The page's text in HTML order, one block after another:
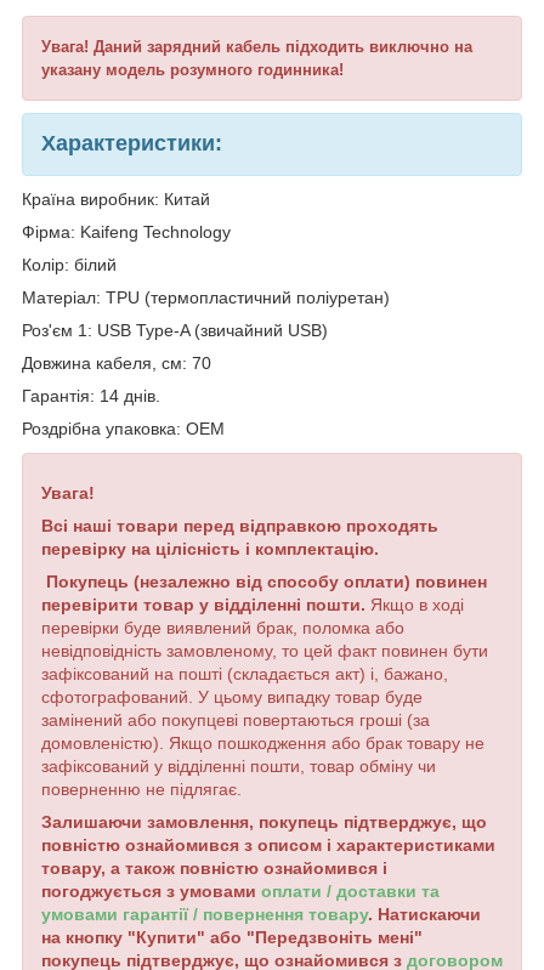
Увага! Даний зарядний кабель підходить виключно на
указану модель розумного годинника!
Характеристики:
Країна виробник: Китай
Фірма: Kaifeng Technology
Колір: білий
Матеріал: TPU (термопластичний поліуретан)
Роз'єм 1: USB Type-A (звичайний USB)
Довжина кабеля, см: 70
Гарантія: 14 днів.
Роздрібна упаковка: OEM
Увага!
Всі наші товари перед відправкою проходять
перевірку на цілісність і комплектацію.
Покупець (незалежно від способу оплати) повинен
перевірити товар у відділенні пошти. Якщо в ході
перевірки буде виявлений брак, поломка або
невідповідність замовленому, то цей факт повинен бути
зафіксований на пошті (складається акт) і, бажано,
сфотографований. У цьому випадку товар буде
замінений або покупцеві повертаються гроші (за
домовленістю). Якщо пошкодження або брак товару не
зафіксований у відділенні пошти, товар обміну чи
поверненню не підлягає.
Залишаючи замовлення, покупець підтверджує, що
повністю ознайомився з описом і характеристиками
товару, а також повністю ознайомився і
погоджується з умовами оплати / доставки та
умовами гарантії / повернення товару. Натискаючи
на кнопку "Купити" або "Передзвоніть мені"
покупець підтверджує, що ознайомився з договором